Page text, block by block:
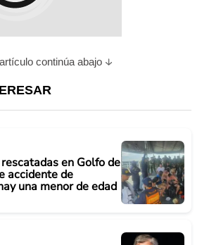
continúa abajo
en Golfo de
accidente de
una menor de edad